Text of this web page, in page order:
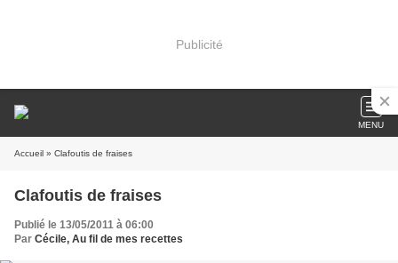
Publicité
MENU
Accueil » Clafoutis de fraises
Clafoutis de fraises
Publié le 13/05/2011 à 06:00
Par Cécile, Au fil de mes recettes